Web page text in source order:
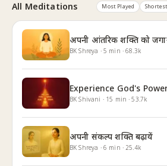
All Meditations Most Played Shortest
अपनी आंतरिक शक्ति को
BK Shreya · 5 min ·68.3k
Experience God's
BK Shivani · 15 min ·53.7k
अपनी संकल्प शक्ति बढ़ायें
BK Shreya · 6 min · 25.4k